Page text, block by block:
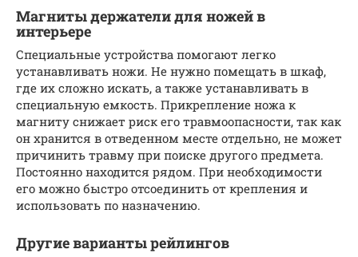
Магниты держатели для ножей в
интерьере
Специальные устройства помогают легко
устанавливать ножи. Не нужно помещать в шкаф,
где их сложно искать, а также устанавливать в
специальную емкость. Прикрепление ножа к
магниту снижает риск его травмоопасности, так как
он хранится в отведенном месте отдельно, не может
причинить травму при поиске другого предмета.
Постоянно находится рядом. При необходимости
его можно быстро отсоединить от крепления и
использовать по назначению.
Другие варианты рейлингов